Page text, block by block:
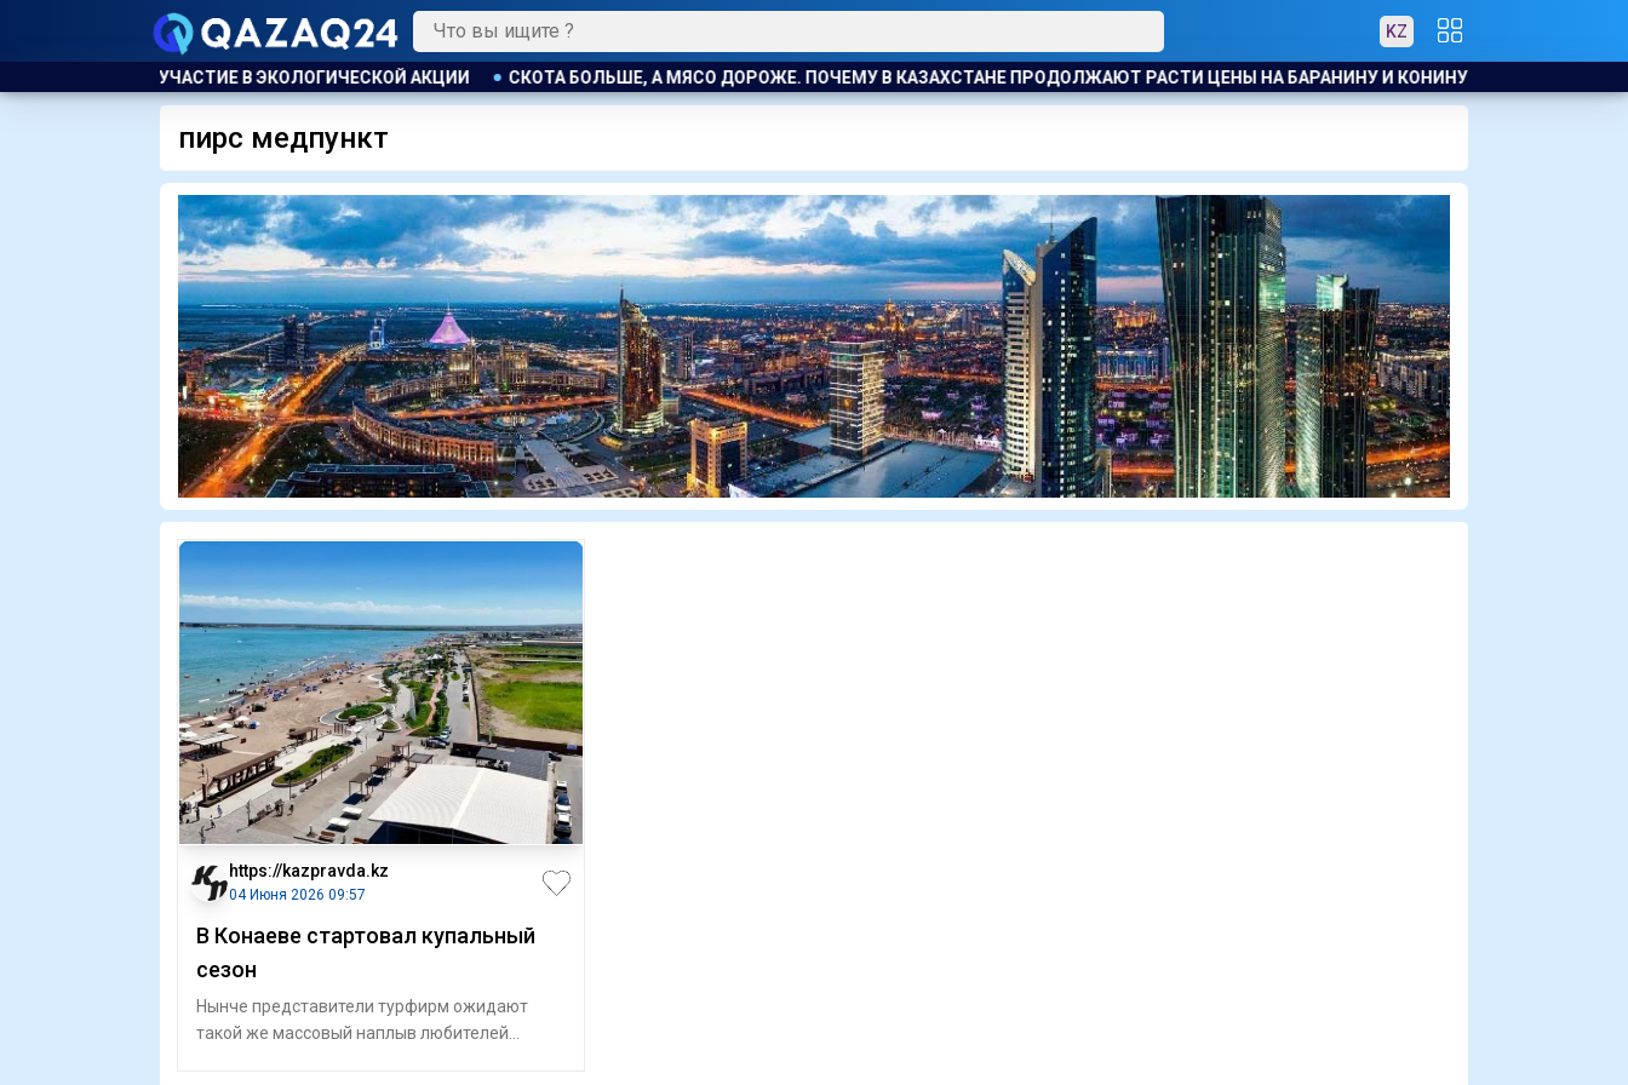
KZ
ПРИНЯЛИ УЧАСТИЕ В ЭКОЛОГИЧЕСКОЙ АКЦИИ СКОТА БОЛЬШЕ, А МЯСО ДОРОЖЕ. ПОЧЕМУ В КАЗАХСТАНЕ ПРОДОЛЖАЮТ РАСТИ ЦЕНЫ НА БАРАНИНУ И КОНИНУ ЗВЕЗДА МАЙКЛА
пирс медпункт
https://kazpravda.kz
04 Июня 2026 09:57
В Конаеве стартовал купальный
сезон
Нынче представители турфирм ожидают
такой же массовый наплыв любителей